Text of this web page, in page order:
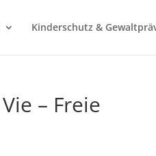
Kinderschutz &
– Freie